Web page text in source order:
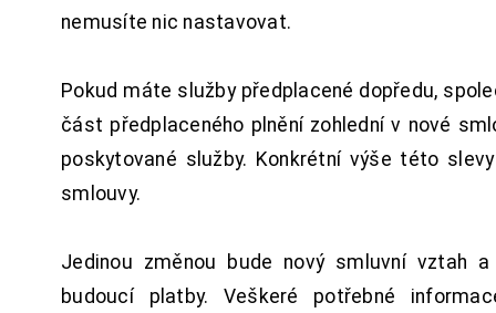
nemusíte nic nastavovat.
Pokud máte služby předplacené dopředu,
část předplaceného plnění zohlední v nové
poskytované služby. Konkrétní výše této
smlouvy.
Jedinou změnou bude nový smluvní vztah
budoucí platby. Veškeré potřebné